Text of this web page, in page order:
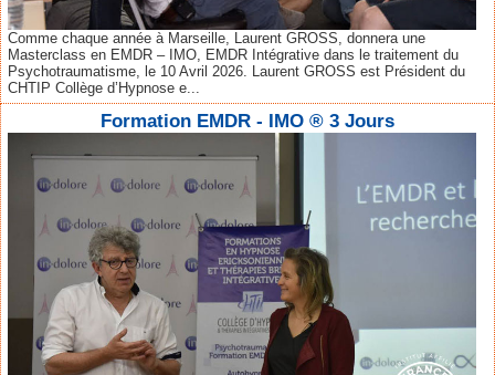
Comme chaque année à Marseille, Laurent GROSS, donnera une
Masterclass en EMDR – IMO, EMDR Intégrative dans le traitement du
Psychotraumatisme, le 10 Avril 2026. Laurent GROSS est Président du
CHTIP Collège d’Hypnose e...
Formation EMDR - IMO ® 3 Jours